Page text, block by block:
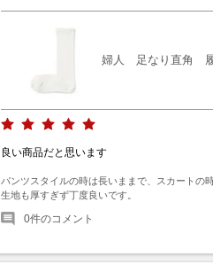
婦人 足なり直角
良い商品だと思います
パンツスタイルの時は長いままで、スカートの
生地も厚すぎず丁度良いです。
0件のコメント